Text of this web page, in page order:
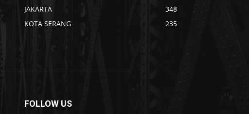
JAKARTA
348
KOTA SERANG
235
FOLLOW US